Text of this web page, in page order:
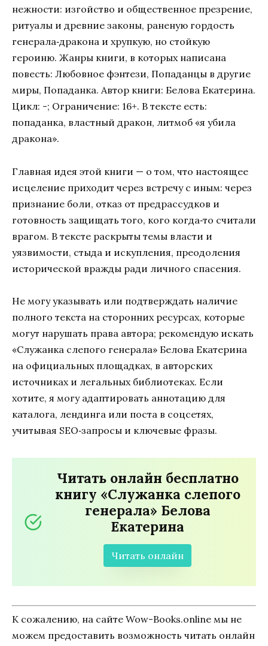
нежности: изгойство и общественное презрение,
ритуалы и древние законы, раненую гордость
генерала‑дракона и хрупкую, но стойкую
героиню. Жанры книги, в которых написана
повесть: Любовное фэнтези, Попаданцы в другие
миры, Попаданка. Автор книги: Белова Екатерина.
Цикл: -; Ограничение: 16+. В тексте есть:
попаданка, властный дракон, литмоб «я убила
дракона».
Главная идея этой книги — о том, что настоящее
исцеление приходит через встречу с иным: через
признание боли, отказ от предрассудков и
готовность защищать того, кого когда‑то считали
врагом. В тексте раскрыты темы власти и
уязвимости, стыда и искупления, преодоления
исторической вражды ради личного спасения.
Не могу указывать или подтверждать наличие
полного текста на сторонних ресурсах, которые
могут нарушать права автора; рекомендую искать
«Служанка слепого генерала» Белова Екатерина
на официальных площадках, в авторских
источниках и легальных библиотеках. Если
хотите, я могу адаптировать аннотацию для
каталога, лендинга или поста в соцсетях,
учитывая SEO‑запросы и ключевые фразы.
Читать онлайн бесплатно
книгу «Служанка слепого
генерала» Белова
Екатерина
Читать онлайн
К сожалению, на сайте Wow-Books.online мы не
можем предоставить возможность читать онлайн